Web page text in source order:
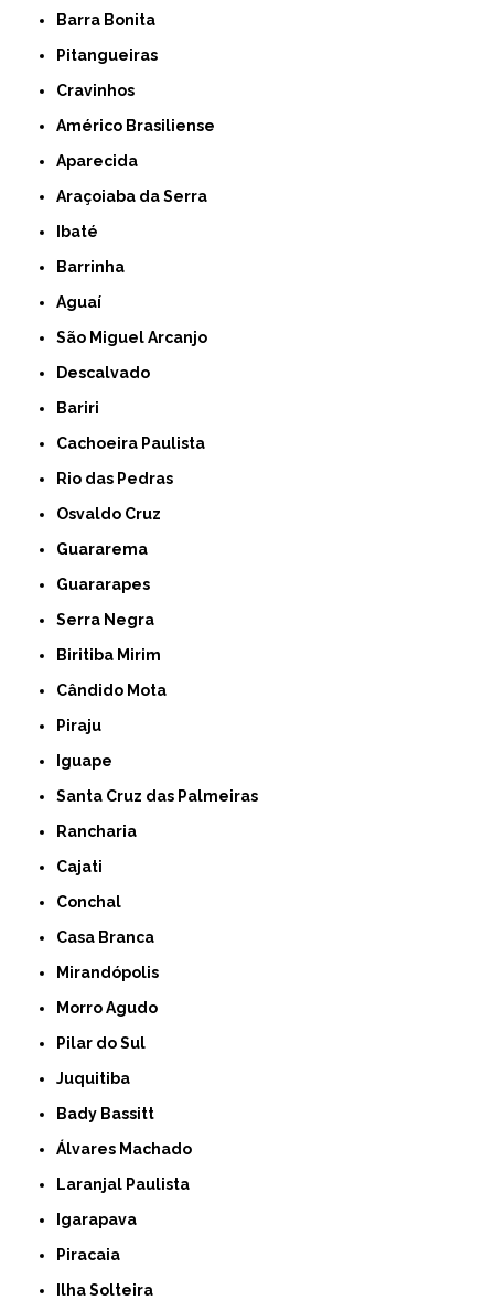
Barra Bonita
Pitangueiras
Cravinhos
Américo Brasiliense
Aparecida
Araçoiaba da Serra
Ibaté
Barrinha
Aguaí
São Miguel Arcanjo
Descalvado
Bariri
Cachoeira Paulista
Rio das Pedras
Osvaldo Cruz
Guararema
Guararapes
Serra Negra
Biritiba Mirim
Cândido Mota
Piraju
Iguape
Santa Cruz das Palmeiras
Rancharia
Cajati
Conchal
Casa Branca
Mirandópolis
Morro Agudo
Pilar do Sul
Juquitiba
Bady Bassitt
Álvares Machado
Laranjal Paulista
Igarapava
Piracaia
Ilha Solteira